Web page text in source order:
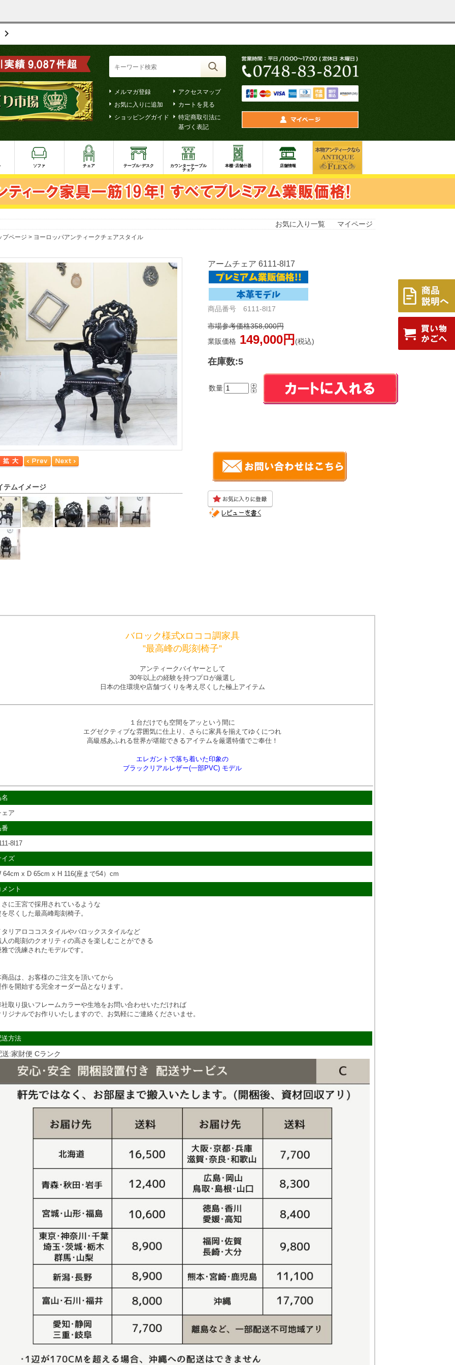
お気に入り一覧 マイページ
プページ > ヨーロッパアンティークチェアスタイル
アームチェア 6111-8l17
商品番号 6111-8l17
市場参考価格358,000円
業販価格 149,000円 (税込)
在庫数:5
数量
テムイメージ
バロック様式xロココ調家具
”最高峰の彫刻椅子”
アンティークバイヤーとして
30年以上の経験を持つプロが厳選し
日本の住環境や店舗づくりを考え尽くした極上アイテム
１台だけでも空間をアッという間に
エグゼクティブな雰囲気に仕上り、さらに家具を揃えてゆくにつれ
高級感あふれる世界が堪能できるアイテムを厳選特価でご奉仕！
エレガントで落ち着いた印象の
ブラックリアルレザー(一部PVC) モデル
ェア
番
8l17
イズ
64cm x D 65cm x H 116(座まで54）cm
ント
さに王宮で採用されているような
を尽くした最高峰彫刻椅子。
タリアロココスタイルやバロックスタイルなど
人の彫刻のクオリティの高さを楽しむことができる
雅で洗練されたモデルです。
商品は、お客様のご注文を頂いてから
作を開始する完全オーダー品となります。
社取り扱いフレームカラーや生地をお問い合わせいただければ
リジナルでお作りいたしますので、お気軽にご連絡くださいませ。
送方法
送:家財便 Cランク